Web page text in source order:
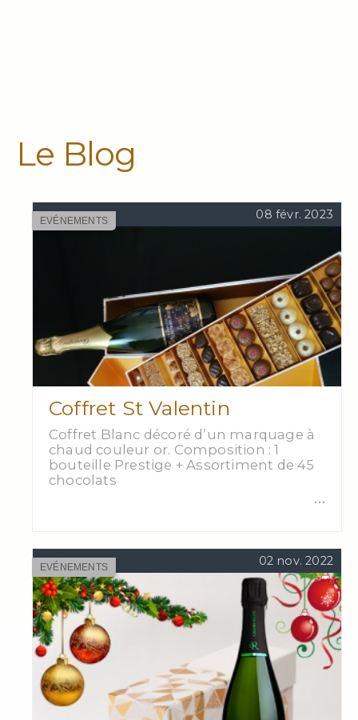
Le Blog
EVÉNEMENTS 08 févr. 2023
Coffret St Valentin
Coffret Blanc décoré d’un marquage à
chaud couleur or. Composition : 1
bouteille Prestige + Assortiment de 45
chocolats
…
EVÉNEMENTS 02 nov. 2022